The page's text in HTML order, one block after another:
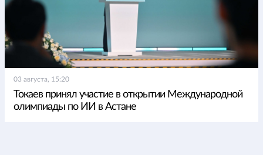
03 августа, 15:20
Токаев принял участие в открытии Международной
олимпиады по ИИ в Астане